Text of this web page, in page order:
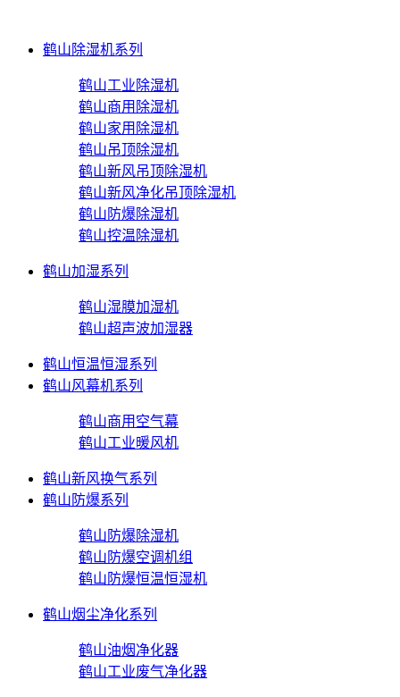
鹤山除湿机系列
鹤山工业除湿机
鹤山商用除湿机
鹤山家用除湿机
鹤山吊顶除湿机
鹤山新风吊顶除湿机
鹤山新风净化吊顶除湿机
鹤山防爆除湿机
鹤山控温除湿机
鹤山加湿系列
鹤山湿膜加湿机
鹤山超声波加湿器
鹤山恒温恒湿系列
鹤山风幕机系列
鹤山商用空气幕
鹤山工业暖风机
鹤山新风换气系列
鹤山防爆系列
鹤山防爆除湿机
鹤山防爆空调机组
鹤山防爆恒温恒湿机
鹤山烟尘净化系列
鹤山油烟净化器
鹤山工业废气净化器